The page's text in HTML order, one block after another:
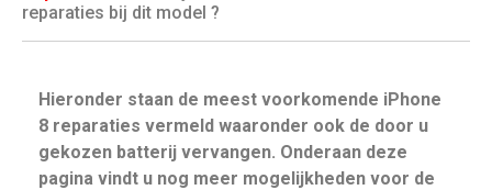
reparaties bij dit model ?
Hieronder staan de meest voorkomende iPhone
8 reparaties vermeld waaronder ook de door u
gekozen batterij vervangen. Onderaan deze
pagina vindt u nog meer mogelijkheden voor de